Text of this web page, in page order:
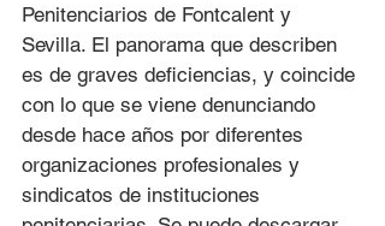
Penitenciarios de Fontcalent y
Sevilla. El panorama que describen
es de graves deficiencias, y coincide
con lo que se viene denunciando
desde hace años por diferentes
organizaciones profesionales y
sindicatos de instituciones